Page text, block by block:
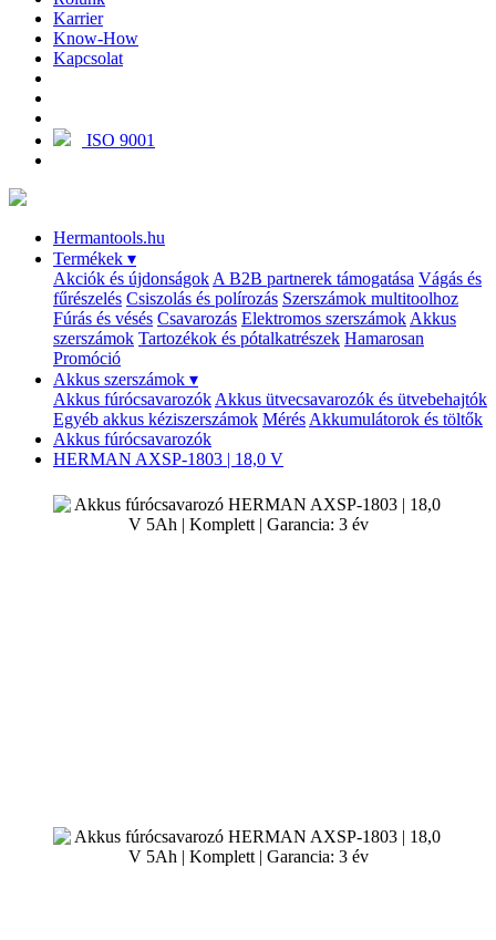
Karrier
Know-How
Kapcsolat
ISO 9001
Hermantools.hu
Termékek ▾
Akciók és újdonságok A B2B partnerek támogatása Vágás és
fűrészelés Csiszolás és polírozás Szerszámok multitoolhoz
Fúrás és vésés Csavarozás Elektromos szerszámok Akkus
szerszámok Tartozékok és pótalkatrészek Hamarosan
Promóció
Akkus szerszámok ▾
Akkus fúrócsavarozók Akkus ütvecsavarozók és ütvebehajtók
Egyéb akkus kéziszerszámok Mérés Akkumulátorok és töltők
Akkus fúrócsavarozók
HERMAN AXSP-1803 | 18,0 V